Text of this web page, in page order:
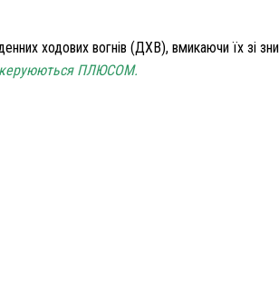
ходових вогнів (ДХВ), вмикаючи їх зі
керуюються ПЛЮСОМ.